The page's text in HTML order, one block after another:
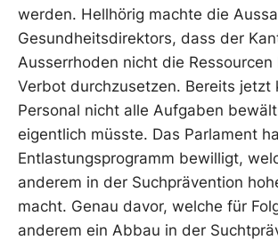
werden. Hellhörig machte die
Gesundheitsdirektors, dass der
Ausserrhoden nicht die Ressourcen
Verbot durchzusetzen. Bereits jetzt
Personal nicht alle Aufgaben
eigentlich müsste. Das Parlament
Entlastungsprogramm bewilligt,
anderem in der Suchprävention
macht. Genau davor, welche für
anderem ein Abbau in der